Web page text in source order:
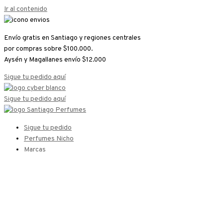
Ir al contenido
Envío gratis en Santiago y regiones centrales
por compras sobre $100.000.
Aysén y Magallanes envío $12.000
Sigue tu pedido aquí
Sigue tu pedido aquí
Sigue tu pedido
Perfumes Nicho
Marcas